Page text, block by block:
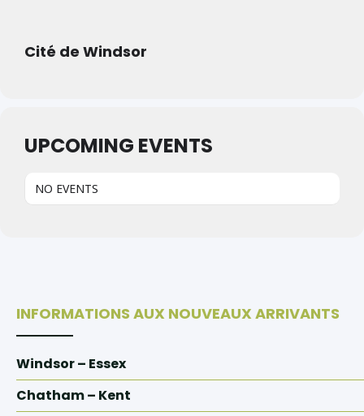
Cité de Windsor
UPCOMING EVENTS
NO EVENTS
INFORMATIONS AUX NOUVEAUX ARRIVANTS
Windsor – Essex
Chatham – Kent